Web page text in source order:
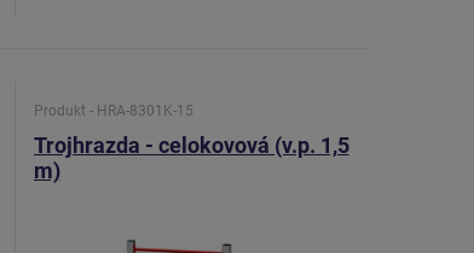
Produkt - HRA-8301K-15
Trojhrazda - celokovová (v.p. 1,5
m)